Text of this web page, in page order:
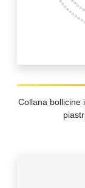
Collana bollicine